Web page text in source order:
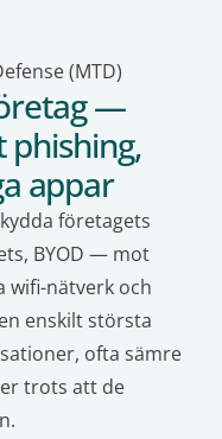
(MTD)
—
appar
företagets
BYOD — mot
wifi-nätverk och
enskilt största
ofta sämre
trots att de